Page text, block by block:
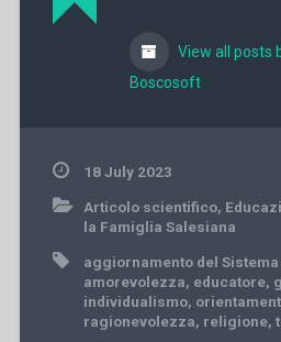
View all posts
Boscosoft
18 July 2023
Articolo scientifico,
la Famiglia Salesiana
aggiornamento del
amorevolezza, educatore,
individualismo,
ragionevolezza, religione,